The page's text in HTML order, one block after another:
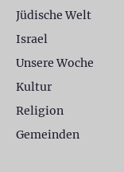
Jüdische Welt
Israel
Unsere Woche
Kultur
Religion
Gemeinden